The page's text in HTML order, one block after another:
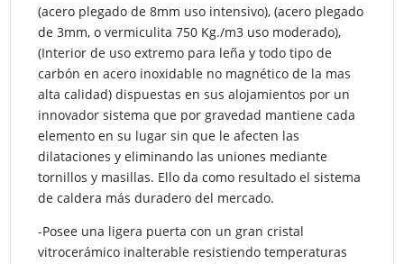
(acero plegado de 8mm uso intensivo), (acero plegado
de 3mm, o vermiculita 750 Kg./m3 uso moderado),
(Interior de uso extremo para leña y todo tipo de
carbón en acero inoxidable no magnético de la mas
alta calidad) dispuestas en sus alojamientos por un
innovador sistema que por gravedad mantiene cada
elemento en su lugar sin que le afecten las
dilataciones y eliminando las uniones mediante
tornillos y masillas. Ello da como resultado el sistema
de caldera más duradero del mercado.
-Posee una ligera puerta con un gran cristal
vitrocerámico inalterable resistiendo temperaturas